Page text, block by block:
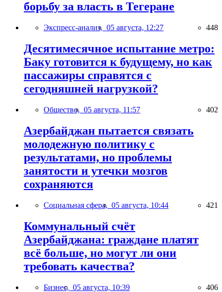
борьбу за власть в Тегеране
Экспресс-анализ, 05 августа, 12:27 448
Десятимесячное испытание метро:
Баку готовится к будущему, но как
пассажиры справятся с
сегодняшней нагрузкой?
Общество, 05 августа, 11:57 402
Азербайджан пытается связать
молодежную политику с
результатами, но проблемы
занятости и утечки мозгов
сохраняются
Социальная сфера, 05 августа, 10:44 421
Коммунальный счёт
Азербайджана: граждане платят
всё больше, но могут ли они
требовать качества?
Бизнес, 05 августа, 10:39 406